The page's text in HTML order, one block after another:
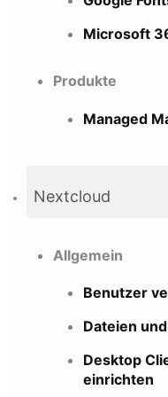
Microsoft
Produkte
Managed
Nextcloud
Allgemein
Benutzer
Dateien
Desktop
einrichten